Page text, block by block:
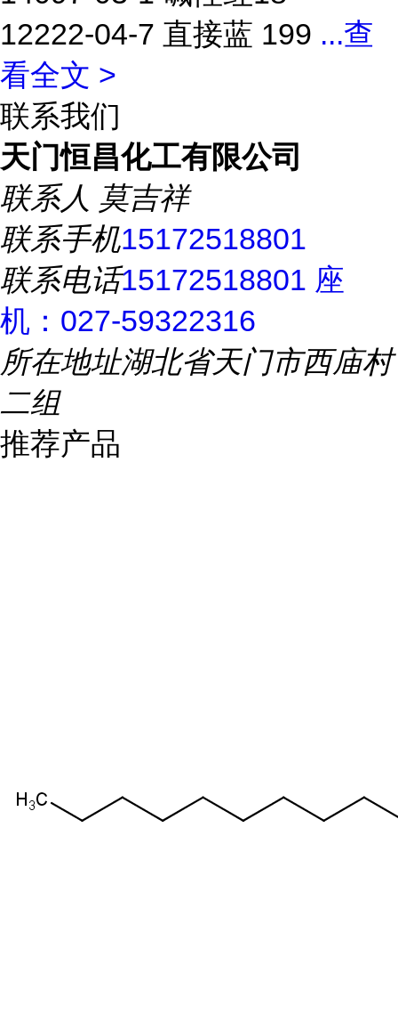
12222-04-7 直接蓝 199 ...查
看全文 >
联系我们
天门恒昌化工有限公司
联系人 莫吉祥
联系手机15172518801
联系电话15172518801 座
机：027-59322316
所在地址湖北省天门市西庙村
二组
推荐产品